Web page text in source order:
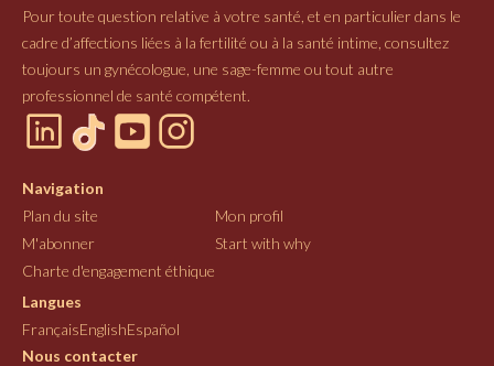
Pour toute question relative à votre santé, et en particulier dans le
cadre d’affections liées à la fertilité ou à la santé intime, consultez
toujours un gynécologue, une sage-femme ou tout autre
professionnel de santé compétent.
Navigation
Plan du site
Mon profil
M'abonner
Start with why
Charte d'engagement éthique
Langues
FrançaisEnglishEspañol
Nous contacter